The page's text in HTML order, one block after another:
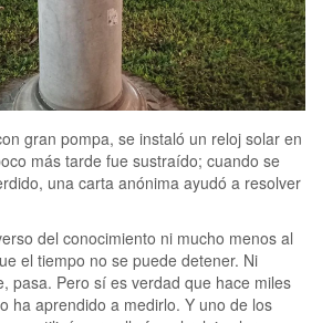
gran pompa, se instaló un reloj solar en
más tarde fue sustraído; cuando se
una carta anónima ayudó a resolver
del conocimiento ni mucho menos al
el tiempo no se puede detener. Ni
pasa. Pero sí es verdad que hace miles
ha aprendido a medirlo. Y uno de los